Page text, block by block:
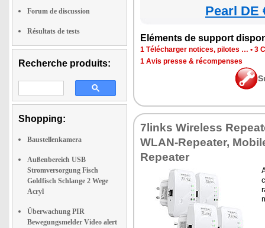
Forum de discussion
Résultats de tests
Recherche produits:
Shopping:
Baustellenkamera
Außenbereich USB
Stromversorgung Fisch
Goldfisch Schlange 2 Wege
Acryl
Überwachung PIR
Bewegungsmelder Video alert
Pearl DE
Eléments de support
1 Télécharger notices, pilotes … • 3
1 Avis presse & récompenses
7links Wireless
WLAN-Repeater,
Repeater